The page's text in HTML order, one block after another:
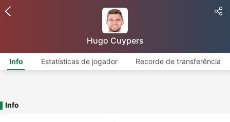
Hugo Cuypers
Info Estatísticas de jogador Recorde de transferência
Info